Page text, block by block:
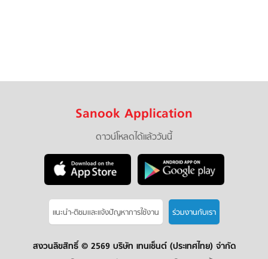
Sanook Application
ดาวน์โหลดได้แล้ววันนี้
แนะนำ-ติชมเเละแจ้งปัญหาการใช้งาน ร่วมงานกับเรา
สงวนลิขสิทธิ์ © 2569 บริษัท เทนเซ็นต์ (ประเทศไทย) จำกัด